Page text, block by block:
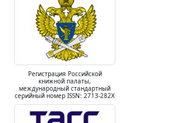
Регистрация Российской
книжной палаты,
международный стандартный
серийный номер ISSN: 2713-282X